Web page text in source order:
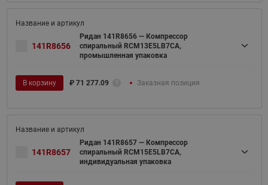
141R8656
Ридан 141R8656 — Компрессор
спиральный RCM13E5LB7CA,
промышленная упаковка
В корзину ₽ 71 277.09 Заказная позиция
141R8657
Ридан 141R8657 — Компрессор
спиральный RCM15E5LB7CA,
индивидуальная упаковка